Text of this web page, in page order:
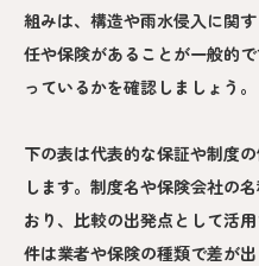
組みは、構造や雨水侵入に関
任や保険があることが一般的
っているかを確認しましょう。
下の表は代表的な保証や制度
します。制度名や保険会社の
おり、比較の出発点として活
件は業者や保険の種類で差が